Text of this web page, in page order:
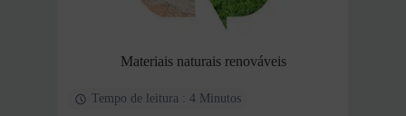
Materiais naturais renováveis
Tempo de leitura : 4 Minutos